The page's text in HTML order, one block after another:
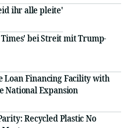
ihr alle pleite'
bei Streit mit Trump-
Loan Financing Facility with
National Expansion
Recycled Plastic No